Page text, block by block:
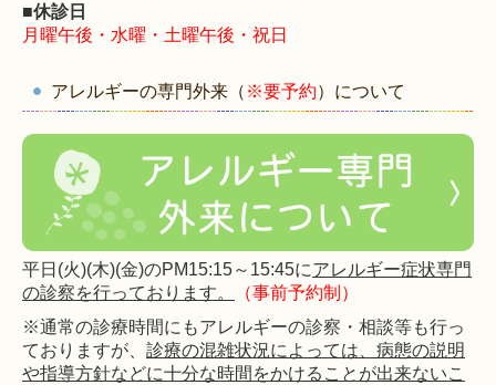
■休診日
月曜午後・水曜・土曜午後・祝日
アレルギーの専門外来（ ※要予約）について
平日(火)(木)(金)のPM15:15～15:45にアレルギー症状専門
の診察を行っております。
（事前予約制）
※通常の診療時間にもアレルギーの診察・相談等も行っ
ておりますが、 診療の混雑状況によっては、病態の説明
や指導方針などに十分な時間をかけることが出来ないこ